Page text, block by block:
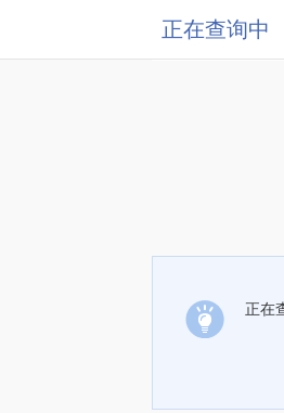
正在查询中
正在